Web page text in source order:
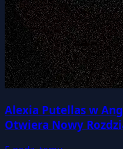
Alexia Putellas w
Otwiera Nowy